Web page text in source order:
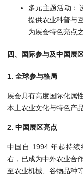
多元主题活动：
提供农业科普与
为展会特色亮点之
四、国际参与及中国展
1. 全球参与格局
展会具有高度国际化属
本土农业文化与特色产
2. 中国展区亮点
中国自 1994 年起持
右，已成为中外农业合
至农业机械、谷物品种